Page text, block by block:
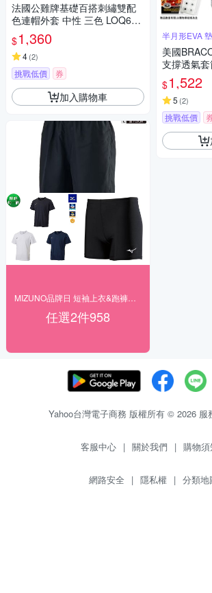
法國公雞牌基礎百搭刺繡雙配
色連帽外套 中性 三色 LOQ638
65
$1,360
4(2)
挑戰低價 券
加入購物車
任選2件958
半月形EVA
美國
支撐透氣
XL
$1,522
5 (2)
挑戰低價
Yahoo台灣電子商務 版權所有 © 2026 服
客服中心 | 關於我們 | 購物須
網路安全 | 隱私權 | 分類地